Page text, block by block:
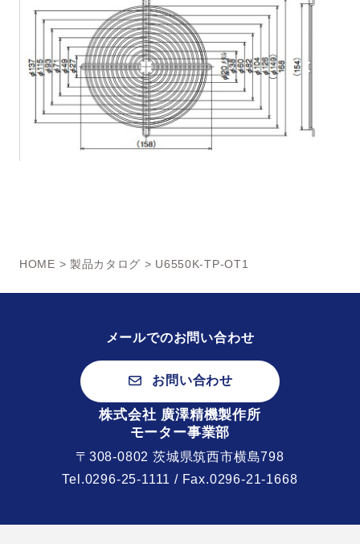
HOME > 製品カタログ > U6550K-TP-OT1
メールでのお問い合わせ
お問い合わせ
株式会社 廣澤精機製作所
モーター事業部
〒308-0802 茨城県筑西市横島798
Tel.0296-25-1111 / Fax.0296-21-1668